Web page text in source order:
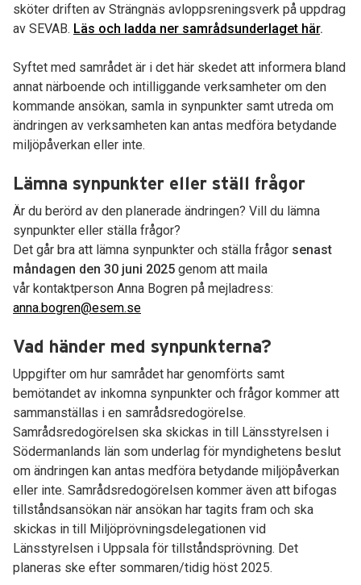
sköter driften av Strängnäs avloppsreningsverk på uppdrag
av SEVAB. Läs och ladda ner samrådsunderlaget här.
Syftet med samrådet är i det här skedet att informera bland
annat närboende och intilliggande verksamheter om den
kommande ansökan, samla in synpunkter samt utreda om
ändringen av verksamheten kan antas medföra betydande
miljöpåverkan eller inte.
Lämna synpunkter eller ställ frågor
Är du berörd av den planerade ändringen? Vill du lämna
synpunkter eller ställa frågor?
Det går bra att lämna synpunkter och ställa frågor senast
måndagen den 30 juni 2025 genom att maila
vår kontaktperson Anna Bogren på mejladress:
anna.bogren@esem.se
Vad händer med synpunkterna?
Uppgifter om hur samrådet har genomförts samt
bemötandet av inkomna synpunkter och frågor kommer att
sammanställas i en samrådsredogörelse.
Samrådsredogörelsen ska skickas in till Länsstyrelsen i
Södermanlands län som underlag för myndighetens beslut
om ändringen kan antas medföra betydande miljöpåverkan
eller inte. Samrådsredogörelsen kommer även att bifogas
tillståndsansökan när ansökan har tagits fram och ska
skickas in till Miljöprövningsdelegationen vid
Länsstyrelsen i Uppsala för tillståndsprövning. Det
planeras ske efter sommaren/tidig höst 2025.